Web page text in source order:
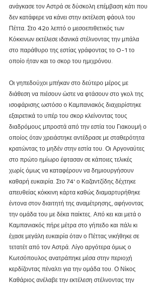
ανάγκασε τον Αστρά σε δύσκολη επέμβαση κάτι που
δεν κατάφερε να κάνει στην εκτέλεση φάουλ του
Πέττα. Στο 42ο λεπτό ο μεσοεπιθετικός των
Κόκκινων εκτέλεσε ιδανικά στέλνοντας την μπάλα
στο παράθυρο της εστίας γράφοντας το 0-1 το
οποίο ήταν και το σκορ του ημιχρόνου.
Οι γηπεδούχοι μπήκαν στο δεύτερο μέρος με
διάθεση να πιέσουν ώστε να φτάσουν στο γκολ της
ισοφάρισης ωστόσο ο Καμπανιακός διαχειρίστηκε
εξαιρετικά το υπέρ του σκορ κλείνοντας τους
διαδρόμους μπροστά από την εστία του Γιακουμή ο
οποίος όταν χρειάστηκε αντέδρασε με σταθερότητα
κρατώντας το μηδέν στην εστία του. Οι Αργοναύτες
στο πρώτο ημίωρο έφτασαν σε κάποιες τελικές
χωρίς όμως να καταφέρουν να δημιουργήσουν
καθαρή ευκαιρία. Στο 74' ο Καζαντζίδης δέχτηκε
απευθείας κόκκινη κάρτα καθώς διαμαρτυρήθηκε
έντονα στον διαιτητή της αναμέτρησης, αφήνοντας
την ομάδα του με δέκα παίκτες. Από κει και μετά ο
Καμπανιακός πήρε μέτρα στο γήπεδο και πάλι κι
έχασε μεγάλη ευκαιρία όταν ο Πέττας νικήθηκε σε
τετατέτ από τον Αστρά. Λίγο αργότερα όμως ο
Κωτσόπουλος ανατράπηκε μέσα στην περιοχή
κερδίζοντας πέναλτι για την ομάδα του. Ο Νίκος
Καθάριος ανέλαβε την εκτέλεση στέλνοντας την